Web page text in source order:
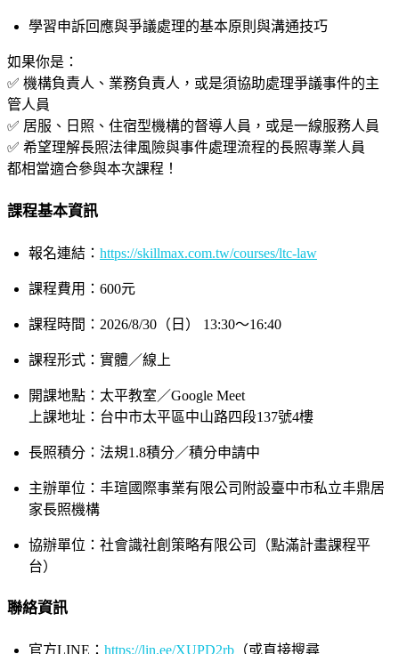
學習申訴回應與爭議處理的基本原則與溝通技巧
如果你是：
✅ 機構負責人、業務負責人，或是須協助處理爭議事件的主
管人員
✅ 居服、日照、住宿型機構的督導人員，或是一線服務人員
✅ 希望理解長照法律風險與事件處理流程的長照專業人員
都相當適合參與本次課程！
課程基本資訊
報名連結： https://skillmax.com.tw/courses/ltc-law
課程費用：600元
課程時間：2026/8/30（日） 13:30～16:40
課程形式：實體／線上
開課地點：太平教室／Google Meet
上課地址：台中市太平區中山路四段137號4樓
長照積分：法規1.8積分／積分申請中
主辦單位：丰瑄國際事業有限公司附設臺中市私立丰鼎居
家長照機構
協辦單位：社會識社創策略有限公司（點滿計畫課程平
台）
聯絡資訊
官方LINE： https://lin.ee/XUPD2rb （或直接搜尋